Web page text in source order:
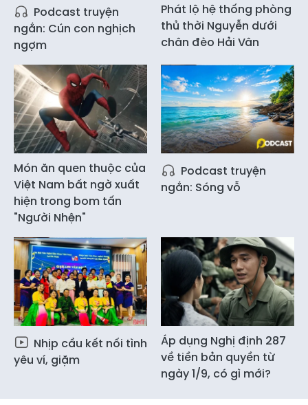
Podcast truyện
ngắn: Cún con nghịch
ngợm
Phát lộ hệ thống phòng
thủ thời Nguyễn dưới
chân đèo Hải Vân
Món ăn quen thuộc của
Việt Nam bất ngờ xuất
hiện trong bom tấn
"Người Nhện"
Podcast truyện
ngắn: Sóng vỗ
Nhịp cầu kết nối tình
yêu ví, giặm
Áp dụng Nghị định 287
về tiền bản quyền từ
ngày 1/9, có gì mới?